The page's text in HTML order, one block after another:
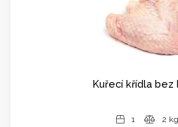
Kuřecí křídla bez
1 2 kg